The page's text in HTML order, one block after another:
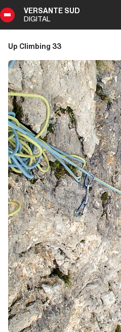
VERSANTE SUD
DIGITAL
Indice
Climbing
33
Sommario
Editoriale
Editoriale
Tempi
Duri
Liguria
Joe
Falchetto
luma le
Liguria
DIGITAL
Up Climbing 33